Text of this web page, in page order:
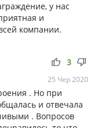
у нас
и
компании.
thumb_up thumb_down
3
25 Чер 2020
. Но при
и отвечала
. Вопросов